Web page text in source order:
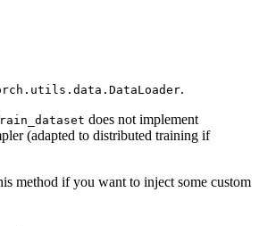
.
does not implement
(adapted to distributed training if
method if you want to inject some custom